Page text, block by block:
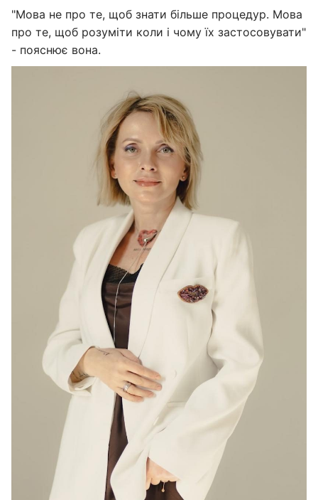
"Мова не про те, щоб знати більше процедур. Мова
про те, щоб розуміти коли і чому їх застосовувати"
- пояснює вона.